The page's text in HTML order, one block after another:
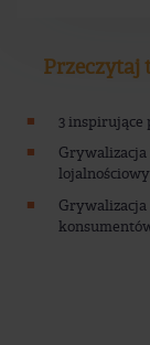
Przeczytaj
3 inspirujące
lojalnościowy
Grywalizacja